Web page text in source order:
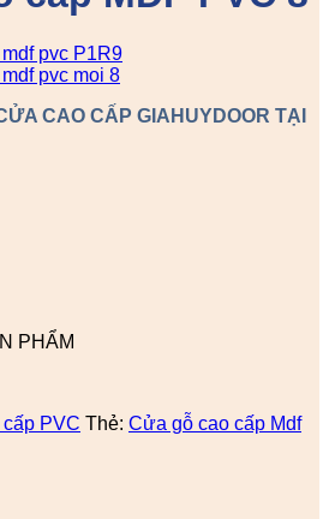
CAO CẤP GIAHUYDOOR TẠI
PHẨM
PVC Thẻ: Cửa gỗ cao cấp Mdf